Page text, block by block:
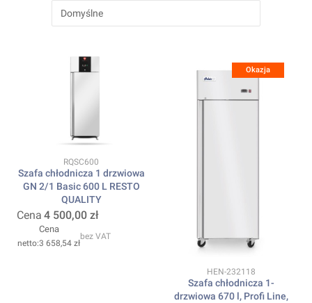
Domyślne
Kod produktu
RQSC600
Szafa chłodnicza 1 drzwiowa
GN 2/1 Basic 600 L RESTO
QUALITY
Cena 4 500,00 zł
Cena
3 658,54 zł
bez VAT
Okazja
Kod produktu
HEN-232118
Szafa chłodnicza 1-
drzwiowa 670 l, Profi Line,